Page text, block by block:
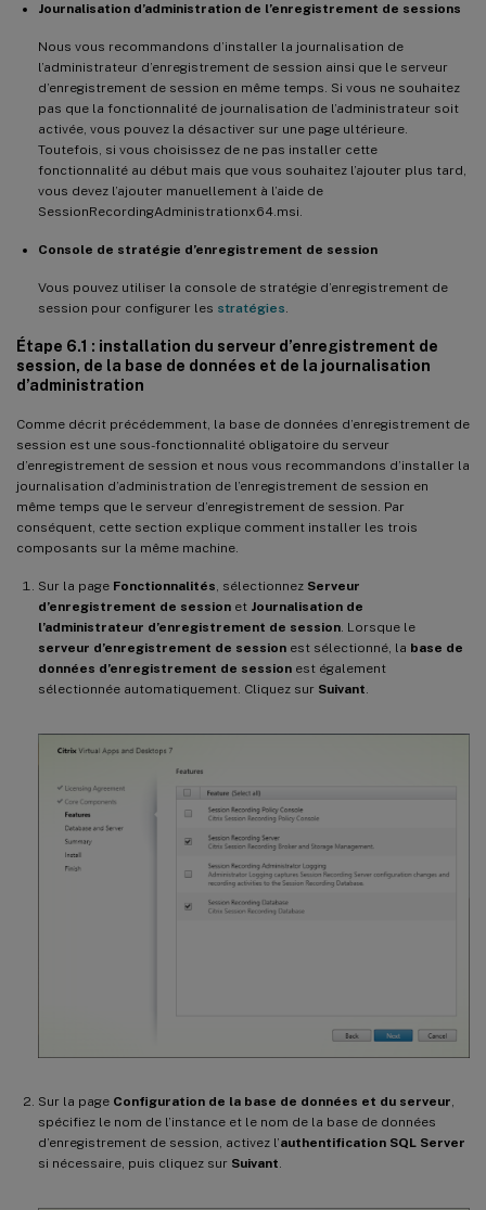
Journalisation d’administration de l’enregistrement de sessions
Nous vous recommandons d’installer la journalisation de
l’administrateur d’enregistrement de session ainsi que le serveur
d’enregistrement de session en même temps. Si vous ne souhaitez
pas que la fonctionnalité de journalisation de l’administrateur soit
activée, vous pouvez la désactiver sur une page ultérieure.
Toutefois, si vous choisissez de ne pas installer cette
fonctionnalité au début mais que vous souhaitez l’ajouter plus tard,
vous devez l’ajouter manuellement à l’aide de
SessionRecordingAdministrationx64.msi.
Console de stratégie d’enregistrement de session
Vous pouvez utiliser la console de stratégie d’enregistrement de
session pour configurer les stratégies.
Étape 6.1 : installation du serveur d’enregistrement de
session, de la base de données et de la journalisation
d’administration
Comme décrit précédemment, la base de données d’enregistrement de
session est une sous-fonctionnalité obligatoire du serveur
d’enregistrement de session et nous vous recommandons d’installer la
journalisation d’administration de l’enregistrement de session en
même temps que le serveur d’enregistrement de session. Par
conséquent, cette section explique comment installer les trois
composants sur la même machine.
Sur la page Fonctionnalités, sélectionnez Serveur
d’enregistrement de session et Journalisation de
l’administrateur d’enregistrement de session. Lorsque le
serveur d’enregistrement de session est sélectionné, la base de
données d’enregistrement de session est également
sélectionnée automatiquement. Cliquez sur Suivant.
Sur la page Configuration de la base de données et du serveur,
spécifiez le nom de l’instance et le nom de la base de données
d’enregistrement de session, activez l’authentification SQL Server
si nécessaire, puis cliquez sur Suivant.